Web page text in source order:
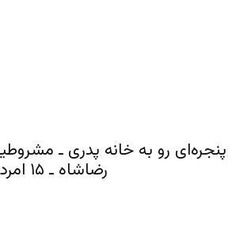
پنجره‌ای رو به خانه پدری ـ
رضاشاه ـ ۱۵ امرداد / ۶ آگوست